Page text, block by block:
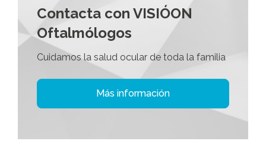
Contacta con VISIÓON
Oftalmólogos
Cuidamos la salud ocular de toda la familia
Más información